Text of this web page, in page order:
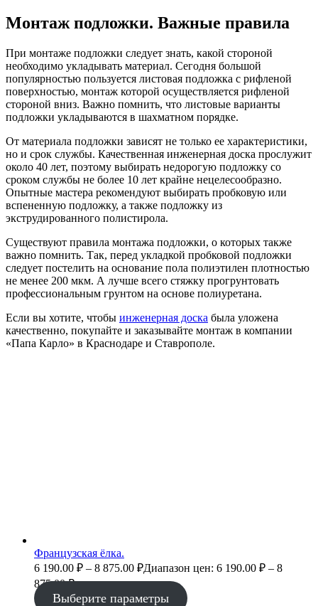
Монтаж подложки. Важные правила
При монтаже подложки следует знать, какой стороной
необходимо укладывать материал. Сегодня большой
популярностью пользуется листовая подложка с рифленой
поверхностью, монтаж которой осуществляется рифленой
стороной вниз. Важно помнить, что листовые варианты
подложки укладываются в шахматном порядке.
От материала подложки зависят не только ее характеристики,
но и срок службы. Качественная инженерная доска прослужит
около 40 лет, поэтому выбирать недорогую подложку со
сроком службы не более 10 лет крайне нецелесообразно.
Опытные мастера рекомендуют выбирать пробковую или
вспененную подложку, а также подложку из
экструдированного полистирола.
Существуют правила монтажа подложки, о которых также
важно помнить. Так, перед укладкой пробковой подложки
следует постелить на основание пола полиэтилен плотностью
не менее 200 мкм. А лучше всего стяжку прогрунтовать
профессиональным грунтом на основе полиуретана.
Если вы хотите, чтобы инженерная доска была уложена
качественно, покупайте и заказывайте монтаж в компании
«Папа Карло» в Краснодаре и Ставрополе.
Французская ёлка.
6 190.00 ₽ – 8 875.00 ₽Диапазон цен: 6 190.00 ₽ – 8
875.00 ₽
Выберите параметры